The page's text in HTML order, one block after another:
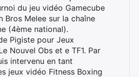
du jeu vidéo Gamecube
Bros Melee sur la chaîne
(4ème national).
Pigiste pour Jeux
Nouvel Obs et e TF1. Par
intervenu en tant
jeux vidéo Fitness Boxing